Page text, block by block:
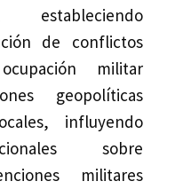
estableciendo
de conflictos
militar
geopolíticas
influyendo
sobre
militares